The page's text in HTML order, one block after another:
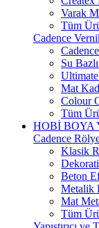
Varak
Tüm
Cadence
Su
Mat
Colour
Tüm
HOBİ BOYA
Cadence
Klasik
Beton
Metalik
Mat
Tüm